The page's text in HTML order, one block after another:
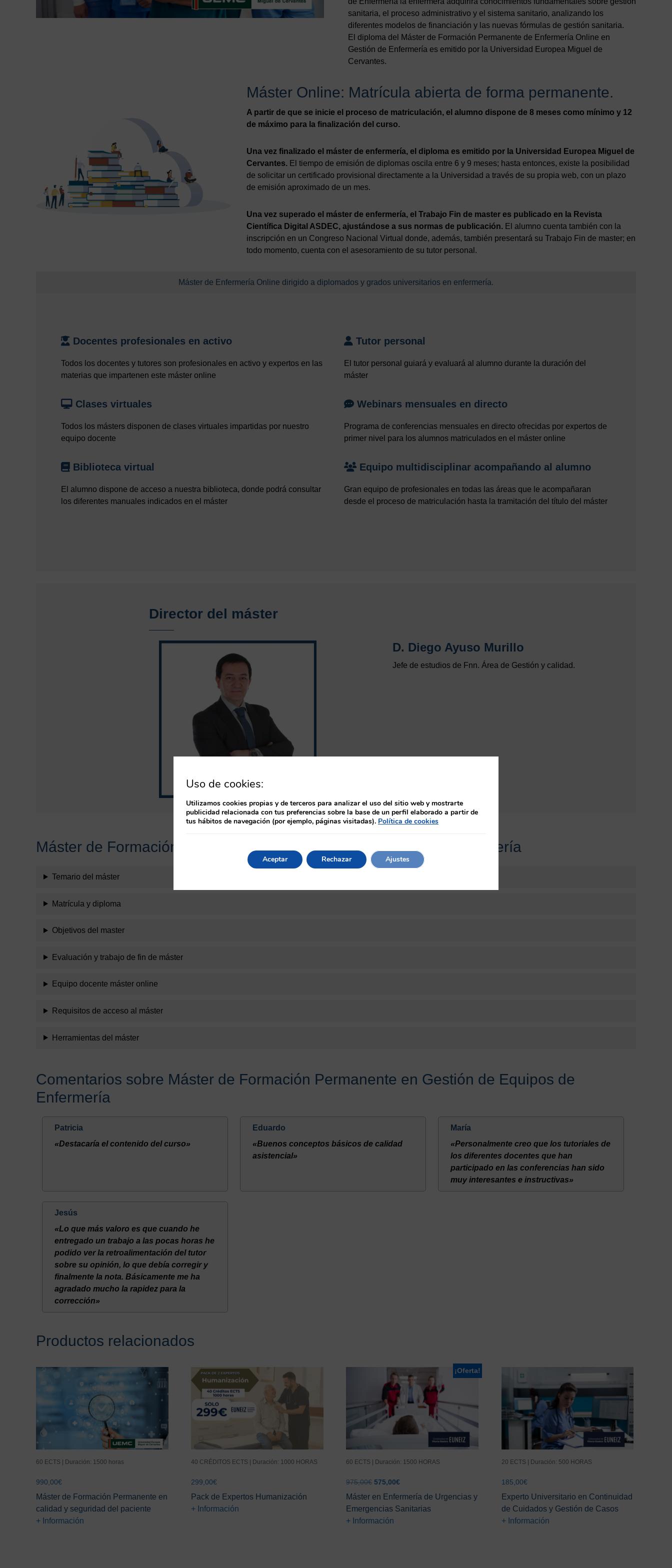
sanitaria, el proceso administrativo y el sistema sanitario, analizando los
diferentes modelos de financiación y las nuevas fórmulas de gestión sanitaria.
El diploma del Máster de Formación Permanente de Enfermería Online en
Gestión de Enfermería es emitido por la Universidad Europea Miguel de
Cervantes.
Máster Online: Matrícula abierta de forma permanente.
A partir de que se inicie el proceso de matriculación, el alumno dispone de 8 meses como mínimo y 12
de máximo para la finalización del curso.
Una vez finalizado el máster de enfermería, el diploma es emitido por la Universidad Europea Miguel de
Cervantes. El tiempo de emisión de diplomas oscila entre 6 y 9 meses; hasta entonces, existe la posibilidad
de solicitar un certificado provisional directamente a la Universidad a través de su propia web, con un plazo
de emisión aproximado de un mes.
Una vez superado el máster de enfermería, el Trabajo Fin de master es publicado en la Revista
Científica Digital ASDEC, ajustándose a sus normas de publicación. El alumno cuenta también con la
inscripción en un Congreso Nacional Virtual donde, además, también presentará su Trabajo Fin de master; en
todo momento, cuenta con el asesoramiento de su tutor personal.
Máster de Enfermería Online dirigido a diplomados y grados universitarios en enfermería.
Docentes profesionales en activo
Todos los docentes y tutores son profesionales en activo y expertos en las
materias que impartenen este máster online
Clases virtuales
Todos los másters disponen de clases virtuales impartidas por nuestro
equipo docente
Biblioteca virtual
El alumno dispone de acceso a nuestra biblioteca, donde podrá consultar
los diferentes manuales indicados en el máster
Tutor personal
El tutor personal guiará y evaluará al alumno durante la duración del
máster
Webinars mensuales en directo
Programa de conferencias mensuales en directo ofrecidas por expertos de
primer nivel para los alumnos matriculados en el máster online
Equipo multidisciplinar acompañando al alumno
Gran equipo de profesionales en todas las áreas que le acompañaran
desde el proceso de matriculación hasta la tramitación del título del máster
Director del máster
D. Diego Ayuso Murillo
Jefe de estudios de Fnn. Área de Gestión y calidad.
Máster de Formación Permanente en Gestión de Equipos de Enfermería
Temario del máster
Matrícula y diploma
Objetivos del master
Evaluación y trabajo de fin de máster
Equipo docente máster online
Requisitos de acceso al máster
Herramientas del máster
Comentarios sobre Máster de Formación Permanente en Gestión de Equipos de
Enfermería
Patricia
«Destacaría el contenido del curso»
Eduardo
«Buenos conceptos básicos de calidad
asistencial»
María
«Personalmente creo que los tutoriales de
los diferentes docentes que han
participado en las conferencias han sido
muy interesantes e instructivas»
Jesús
«Lo que más valoro es que cuando he
entregado un trabajo a las pocas horas he
podido ver la retroalimentación del tutor
sobre su opinión, lo que debía corregir y
finalmente la nota. Básicamente me ha
agradado mucho la rapidez para la
corrección»
Productos relacionados
60 ECTS | Duración: 1500 horas
990,00€
Máster de Formación Permanente en
calidad y seguridad del paciente
+ Información
40 CRÉDITOS ECTS | Duración: 1000 HORAS
299,00€
Pack de Expertos Humanización
+ Información
¡Oferta!
60 ECTS | Duración: 1500 HORAS
975,00€ El
original
era:
975,00€.
575,00€El
precio
actual
es:
Máster en Enfermería de Urgencias y
Emergencias Sanitarias
+ Información
20 ECTS | Duración: 500 HORAS
185,00€
Experto Universitario en Continuidad
de Cuidados y Gestión de Casos
+ Información
Uso de cookies:
Utilizamos cookies propias y de terceros para analizar el uso del sitio web y mostrarte
publicidad relacionada con tus preferencias sobre la base de un perfil elaborado a partir de
tus hábitos de navegación (por ejemplo, páginas visitadas). Política de cookies
Aceptar Rechazar Ajustes